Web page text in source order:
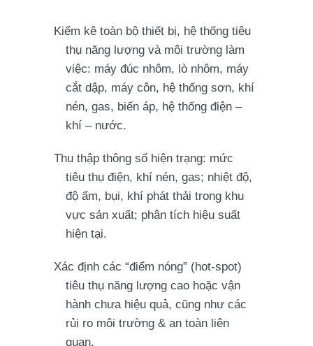
Kiểm kê toàn bộ thiết bị, hệ thống tiêu
thụ năng lượng và môi trường làm
việc: máy đúc nhôm, lò nhôm, máy
cắt dập, máy côn, hệ thống sơn, khí
nén, gas, biến áp, hệ thống điện –
khí – nước.
Thu thập thông số hiện trạng: mức
tiêu thụ điện, khí nén, gas; nhiệt độ,
độ ẩm, bụi, khí phát thải trong khu
vực sản xuất; phân tích hiệu suất
hiện tại.
Xác định các “điểm nóng” (hot‐spot)
tiêu thụ năng lượng cao hoặc vận
hành chưa hiệu quả, cũng như các
rủi ro môi trường & an toàn liên
quan.